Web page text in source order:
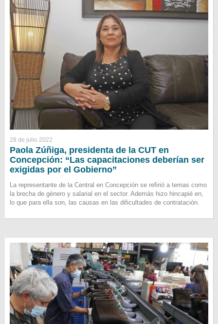
28 de julio 2022
Paola Zúñiga, presidenta de la CUT en
Concepción: “Las capacitaciones deberían ser
exigidas por el Gobierno”
La representante de la Central en Concepción se refirió a temas como
la brecha de género y salarial en el sector. Además hizo hincapié en,
lo que para ella son, las causas en las dificultades de contratación.